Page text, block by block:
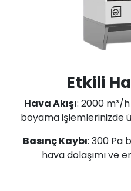
Etkili
Hava Akışı: 2000 m³/
boyama işlemlerinizde
Basınç Kaybı: 300 Pa
hava dolaşımı ve